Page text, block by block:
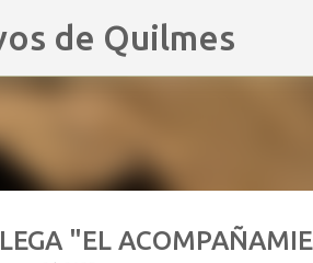
de Quilmes
"EL